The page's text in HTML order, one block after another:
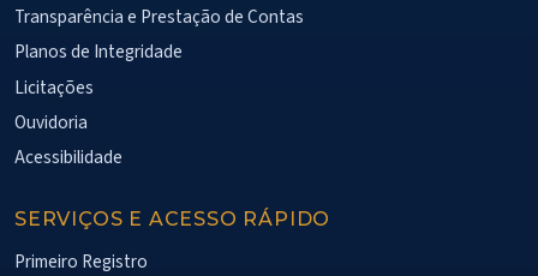
Transparência e Prestação de Contas
Planos de Integridade
Licitações
Ouvidoria
Acessibilidade
SERVIÇOS E ACESSO RÁPIDO
Primeiro Registro